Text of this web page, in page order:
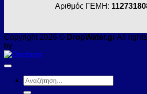
Αριθμός ΓΕΜΗ:
Copyright 2026 © DropWater.grAll
by
Αναζήτηση
για: